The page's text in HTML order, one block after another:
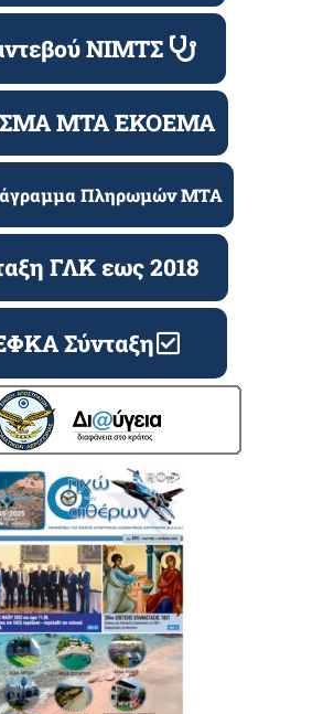
ΝΙΜΤΣ
ΜΤΑ ΕΚΟΕΜΑ
Πληρωμών ΜΤΑ
ΓΛΚ εως 2018
Σύνταξη